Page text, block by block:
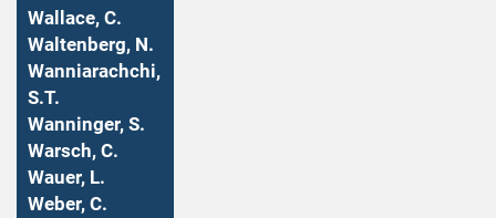
Wallace, C.
Waltenberg, N.
Wanniarachchi,
S.T.
Wanninger, S.
Warsch, C.
Wauer, L.
Weber, C.